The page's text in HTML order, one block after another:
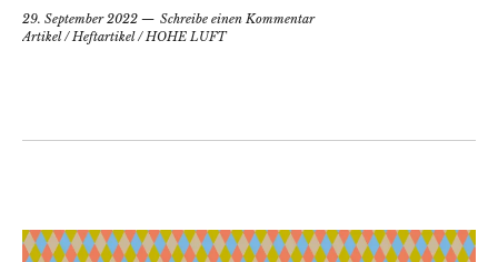
29. September 2022
Schreibe einen Kommentar
Artikel/Heftartikel/HOHE LUFT